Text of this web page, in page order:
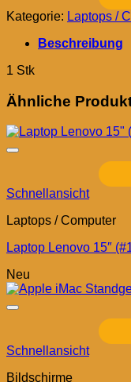
Kategorie: Laptops /
Beschreibung
1 Stk
Ähnliche
Schnellansicht
Laptops / Computer
Laptop Lenovo 15″
Neu
Schnellansicht
Bildschirme